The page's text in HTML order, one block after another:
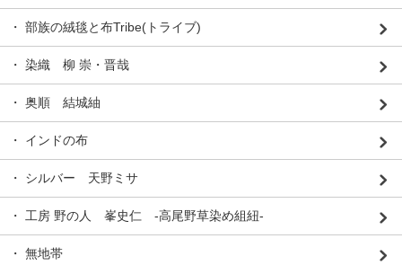
・ 部族の絨毯と布Tribe(トライブ)
・ 染織 柳 崇・晋哉
・ 奥順 結城紬
・ インドの布
・ シルバー 天野ミサ
・ 工房 野の人 峯史仁 -高尾野草染め組紐-
・ 無地帯